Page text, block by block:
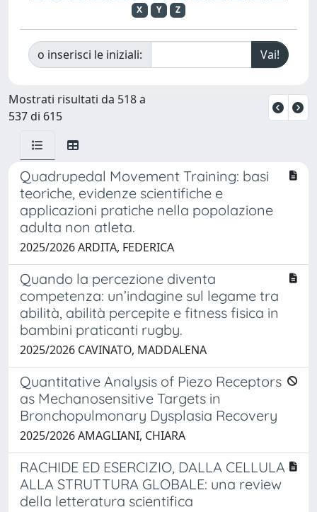
X
Y Z
o inserisci le iniziali:
Mostrati risultati da 518 a
537 di 615
Quadrupedal Movement Training: basi
teoriche, evidenze scientifiche e
applicazioni pratiche nella popolazione
adulta non atleta.
2025/2026 ARDITA, FEDERICA
Quando la percezione diventa
competenza: un’indagine sul legame tra
abilità, abilità percepite e fitness fisica in
bambini praticanti rugby.
2025/2026 CAVINATO, MADDALENA
Quantitative Analysis of Piezo Receptors
as Mechanosensitive Targets in
Bronchopulmonary Dysplasia Recovery
2025/2026 AMAGLIANI, CHIARA
RACHIDE ED ESERCIZIO, DALLA CELLULA
ALLA STRUTTURA GLOBALE: una review
della letteratura scientifica